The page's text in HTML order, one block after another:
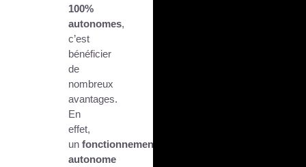
100%
autonomes,
c’est
bénéficier
de
nombreux
avantages.
En
effet,
un fonctionnement
autonome